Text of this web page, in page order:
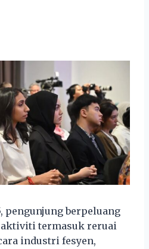
pengunjung berpeluang
termasuk reruai
industri fesyen,